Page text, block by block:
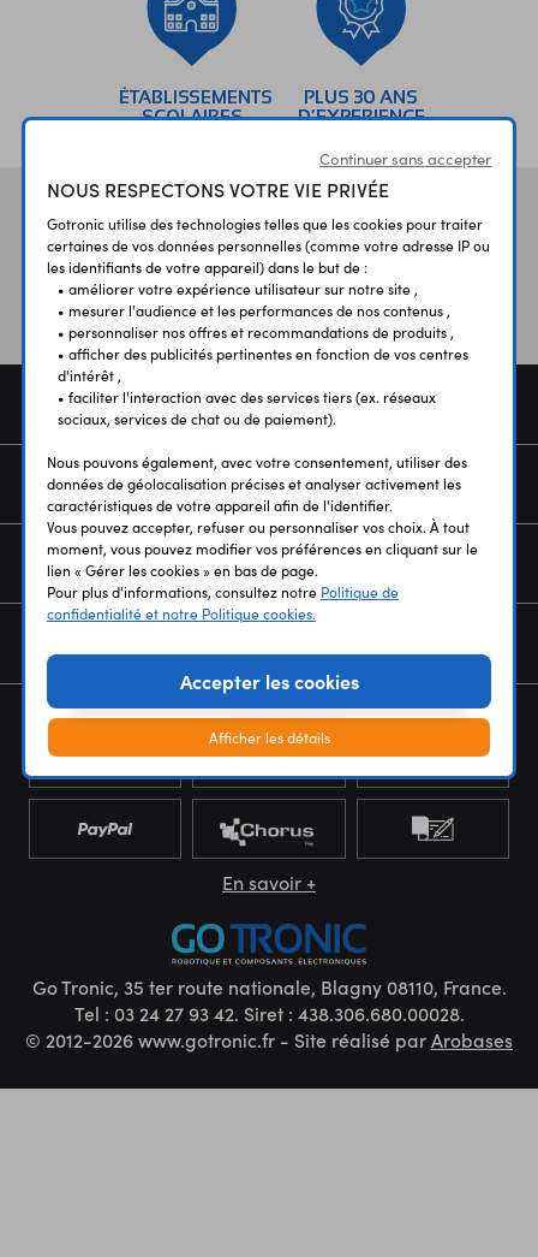
ÉTABLISSEMENTS
SCOLAIRES
PLUS 30 ANS
D’EXPERIENCE
Vos aviset témoignages
COMMANDE
SERVICES
NOUS CONNAÎTRE
En savoir +
Go Tronic, 35 ter route nationale, Blagny 08110, France.
Tel : 03 24 27 93 42. Siret : 438.306.680.00028.
© 2012-2026 www.gotronic.fr - Site réalisé parArobases
Continuer sans accepter
NOUS RESPECTONS VOTRE VIE PRIVÉE
Gotronic utilise des technologies telles que les cookies pour traiter
certaines de vos données personnelles (comme votre adresse IP ou
les identifiants de votre appareil) dans le but de :
• améliorer votre expérience utilisateur sur notre site ,
• mesurer l'audience et les performances de nos contenus ,
• personnaliser nos offres et recommandations de produits ,
• afficher des publicités pertinentes en fonction de vos centres
d'intérêt ,
• faciliter l'interaction avec des services tiers (ex. réseaux
sociaux, services de chat ou de paiement).
Nous pouvons également, avec votre consentement, utiliser des
données de géolocalisation précises et analyser activement les
caractéristiques de votre appareil afin de l'identifier.
Vous pouvez accepter, refuser ou personnaliser vos choix. À tout
moment, vous pouvez modifier vos préférences en cliquant sur le
lien « Gérer les cookies » en bas de page.
Pour plus d'informations, consultez notre Politique de
confidentialité et notre Politique cookies.
Accepter les cookies
Afficher les détails